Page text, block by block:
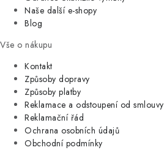
Naše další e-shopy
Blog
Vše o nákupu
Kontakt
Způsoby dopravy
Způsoby platby
Reklamace a odstoupení od smlouvy
Reklamační řád
Ochrana osobních údajů
Obchodní podmínky
SÁČKY
KUCHYNĚ
ORGANIZACE
DOMÁCNOST